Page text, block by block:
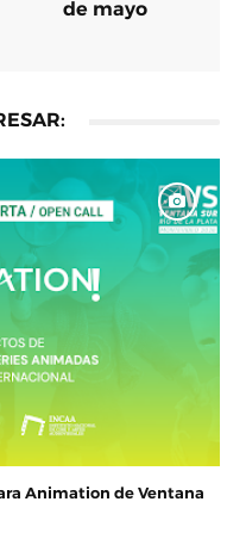
de mayo
Animation de Ventana